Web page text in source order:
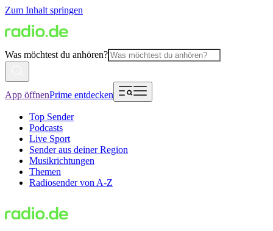
Zum Inhalt springen
Was möchtest du anhören?
App öffnenPrime entdecken
Top Sender
Podcasts
Live Sport
Sender aus deiner Region
Musikrichtungen
Themen
Radiosender von A-Z